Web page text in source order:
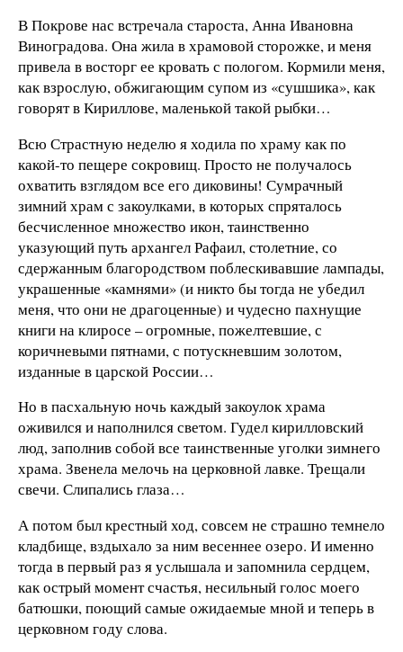
В Покрове нас встречала староста, Анна Ивановна
Виноградова. Она жила в храмовой сторожке, и меня
привела в восторг ее кровать с пологом. Кормили меня,
как взрослую, обжигающим супом из «сушшика», как
говорят в Кириллове, маленькой такой рыбки…
Всю Страстную неделю я ходила по храму как по
какой-то пещере сокровищ. Просто не получалось
охватить взглядом все его диковины! Сумрачный
зимний храм с закоулками, в которых спряталось
бесчисленное множество икон, таинственно
указующий путь архангел Рафаил, столетние, со
сдержанным благородством поблескивавшие лампады,
украшенные «камнями» (и никто бы тогда не убедил
меня, что они не драгоценные) и чудесно пахнущие
книги на клиросе – огромные, пожелтевшие, с
коричневыми пятнами, с потускневшим золотом,
изданные в царской России…
Но в пасхальную ночь каждый закоулок храма
оживился и наполнился светом. Гудел кирилловский
люд, заполнив собой все таинственные уголки зимнего
храма. Звенела мелочь на церковной лавке. Трещали
свечи. Слипались глаза…
А потом был крестный ход, совсем не страшно темнело
кладбище, вздыхало за ним весеннее озеро. И именно
тогда в первый раз я услышала и запомнила сердцем,
как острый момент счастья, несильный голос моего
батюшки, поющий самые ожидаемые мной и теперь в
церковном году слова.